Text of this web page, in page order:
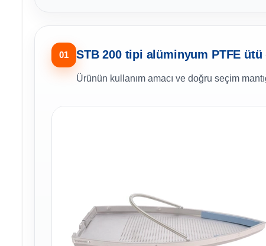
01 STB 200 tipi alüminyum PTFE ütü
Ürünün kullanım amacı ve doğru seçim